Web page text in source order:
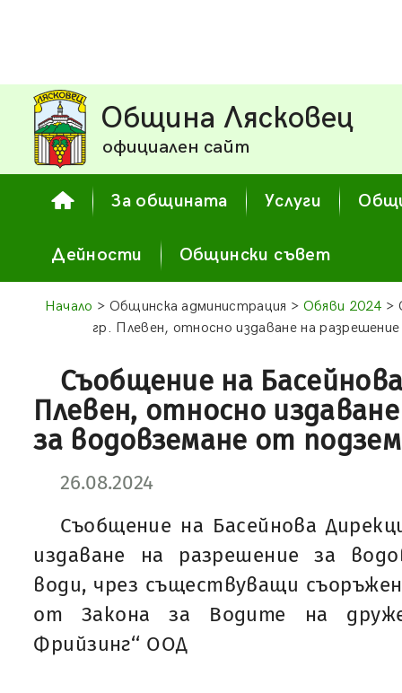
Община Лясковец
официален сайт
За общината Услуги
Дейности Общински съвет
Начало > Общинска администрация > Обяви 2024 >
гр. Плевен, относно издаване на
Съобщение на
Плевен, относно
за водовземане от
26.08.2024
Съобщение на Басейнова
издаване на разрешение за
води, чрез съществуващи
от Закона за Водите на
Фрийзинг‘‘ ООД